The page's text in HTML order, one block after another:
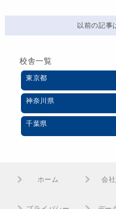
以前の記事
校舎一覧
東京都
神奈川県
千葉県
ホーム 会